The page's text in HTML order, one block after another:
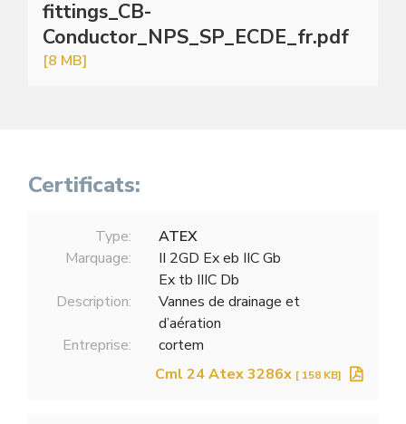
fittings_CB-
Conductor_NPS_SP_ECDE_fr.pdf
[8 MB]
Certificats:
Type:
ATEX
Marquage:
II 2GD Ex eb IIC Gb
Ex tb IIIC Db
Description:
Vannes de drainage et
d’aération
Entreprise:
cortem
Cml 24 Atex 3286x [ 158 KB]